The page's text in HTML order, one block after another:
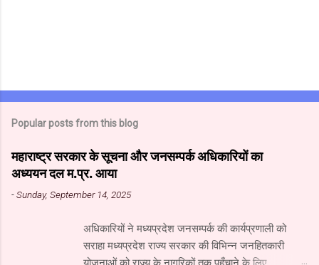
Popular posts from this blog
महाराष्ट्र सरकार के सूचना और जनसम्पर्क अधिकारियों का
अध्ययन दल म.प्र. आया
-Sunday, September 14, 2025
अधिकारियों ने मध्यप्रदेश जनसम्पर्क की कार्यप्रणाली को
सराहा मध्यप्रदेश राज्य सरकार की विभिन्न जनहितकारी